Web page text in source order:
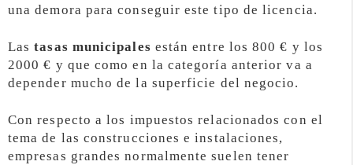
una demora para conseguir este tipo de licencia.
Lastasas municipales están entre los 800 € y los
2000 € y que como en la categoría anterior va a
depender mucho de la superficie del negocio.
Con respecto a los impuestos relacionados con el
tema de las construcciones e instalaciones,
empresas grandes normalmente suelen tener